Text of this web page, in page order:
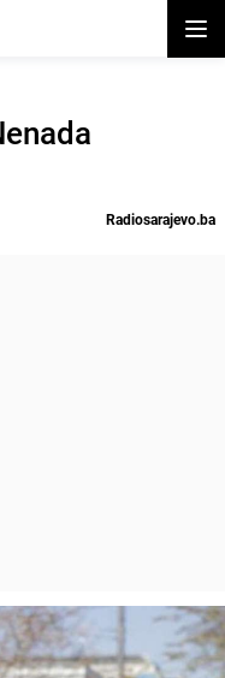
Radiosarajevo.ba